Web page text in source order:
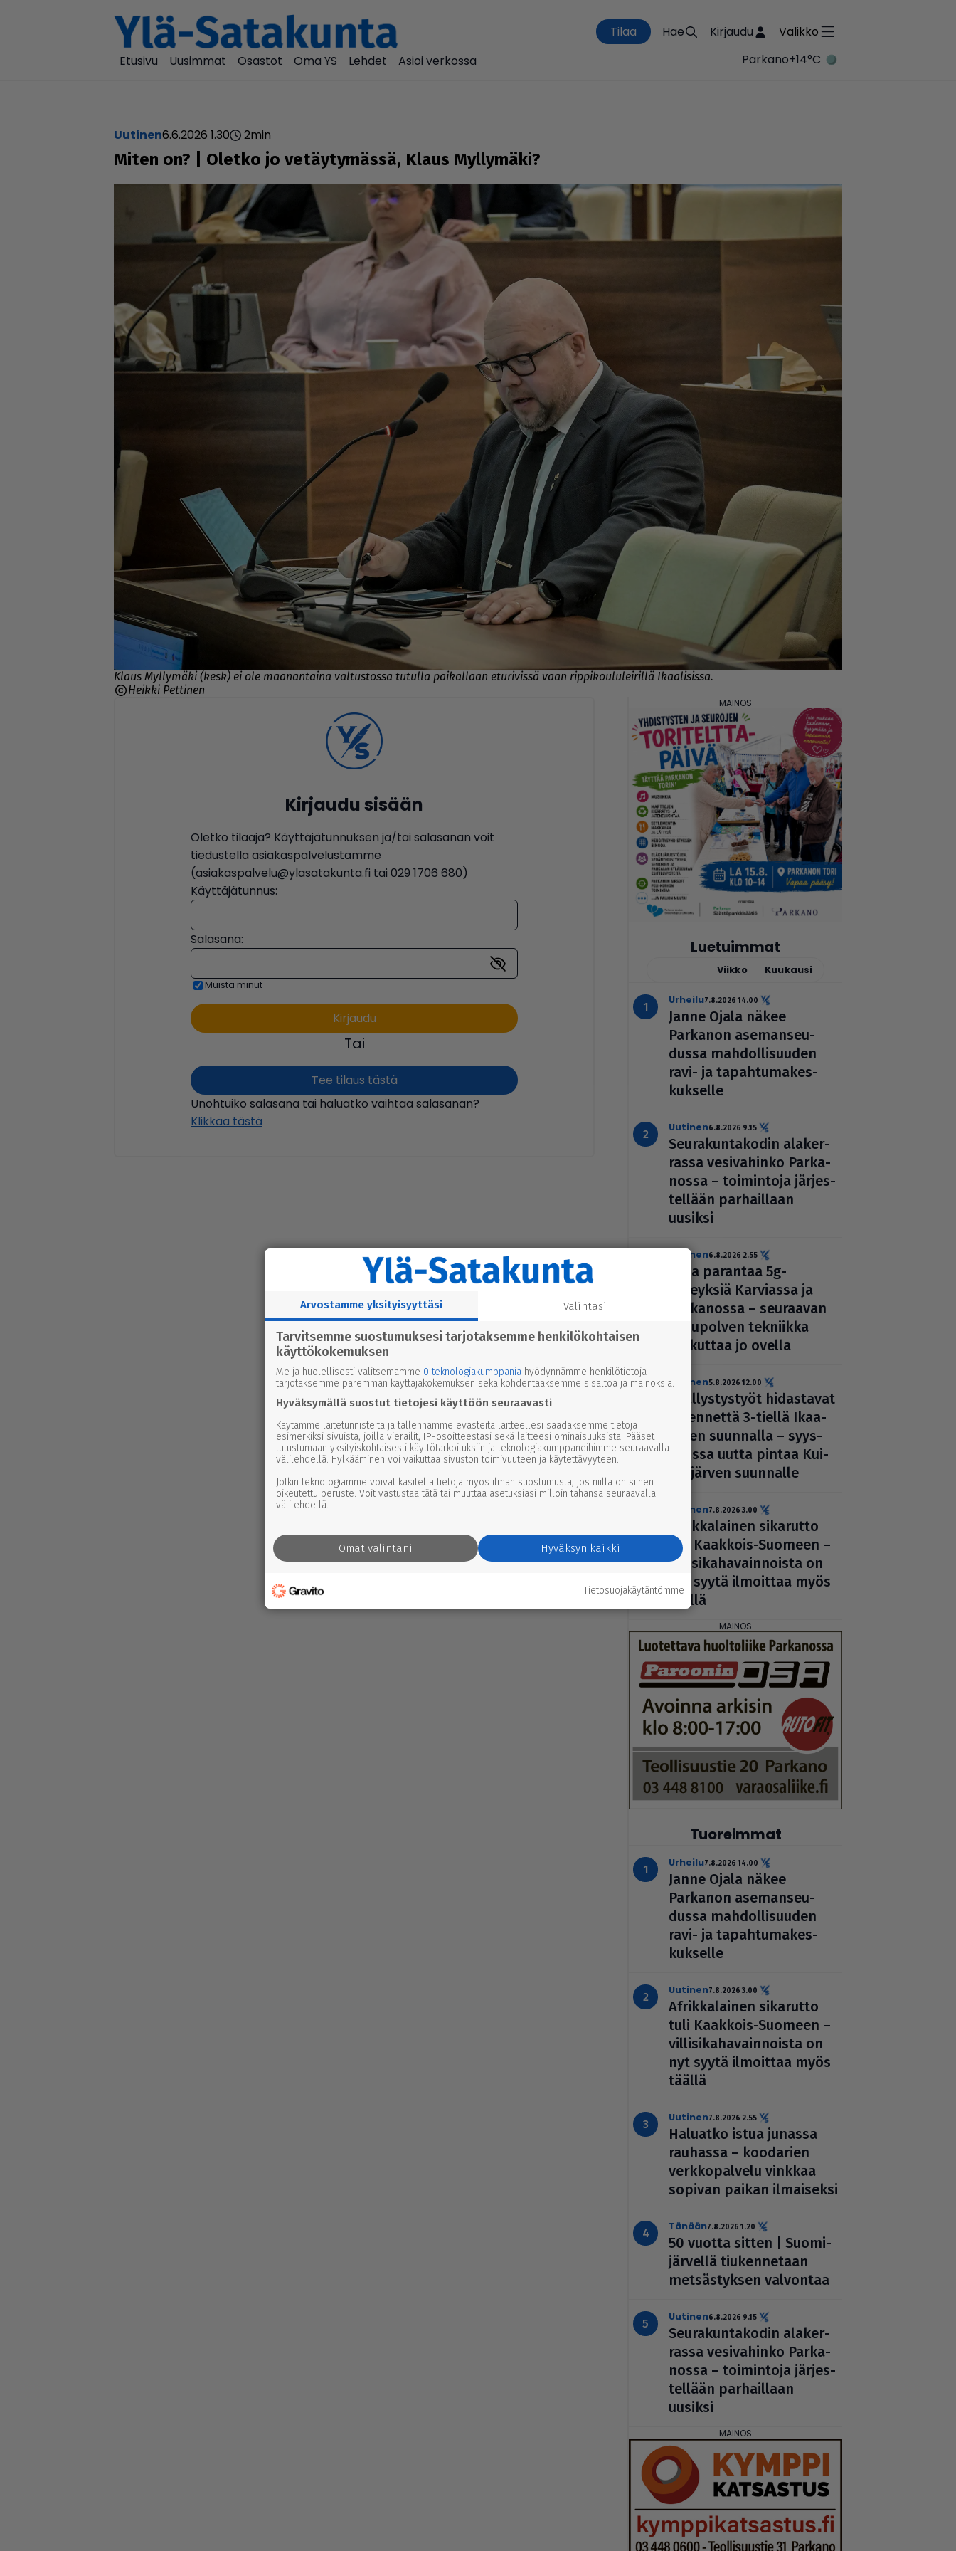
Tilaa Hae Kirjaudu
Valikko
Etusivu
Uusimmat Osastot Oma YS Lehdet Asioi verkossa Parkano+14°C
uutinen6.6.2026 1.30 2min
Miten on? | Oletko jo vetäy­ty­mässä, Klaus Myllymäki?
Klaus Myllymäki (kesk) ei ole maanantaina valtustossa tutulla paikallaan eturivissä vaan rippikoululeirillä Ikaalisissa.
Heikki Pettinen
Kirjaudu sisään
Oletko tilaaja? Käyttäjätunnuksen ja/tai salasanan voit
tiedustella asiakaspalvelustamme
(asiakaspalvelu@ylasatakunta.fi tai 029 1706 680)
Käyttäjätunnus:
Salasana:
Muista minut
Tai
Tee tilaus tästä
Unohtuiko salasana tai haluatko vaihtaa salasanan?
Klikkaa tästä
Luetuimmat
Viikko Kuukausi
urheilu7.8.2026 14.00
Janne Ojala näkee
Parkanon ase­man­seu­
dussa mah­dol­li­suu­den
ravi- ja tapah­tu­ma­kes­
kuk­selle
uutinen6.8.2026 9.15
Seu­ra­kun­ta­ko­din ala­ker­
rassa vesi­va­hinko Par­ka­
nossa – toi­min­toja jär­jes­
tel­lään par­hail­laan
uusiksi
uutinen6.8.2026 2.55
Elisa parantaa 5g-
yhteyksiä Karviassa ja
Par­ka­nossa – seuraavan
suku­pol­ven tekniikka
kolkuttaa jo ovella
uutinen5.8.2026 12.00
Pääl­lys­tys­työt hidas­ta­vat
lii­ken­nettä 3-tiellä Ikaa­
lis­ten suunnalla – syys­
kuussa uutta pintaa Kui­
vas­jär­ven suunnalle
uutinen7.8.2026 3.00
Afrik­ka­lai­nen sikarutto
tuli Kaakkois-Suomeen –
vil­li­si­ka­ha­vain­noista on
nyt syytä ilmoittaa myös
täällä
Tuoreimmat
urheilu7.8.2026 14.00
Janne Ojala näkee
Parkanon ase­man­seu­
dussa mah­dol­li­suu­den
ravi- ja tapah­tu­ma­kes­
kuk­selle
uutinen7.8.2026 3.00
Afrik­ka­lai­nen sikarutto
tuli Kaakkois-Suomeen –
vil­li­si­ka­ha­vain­noista on
nyt syytä ilmoittaa myös
täällä
uutinen7.8.2026 2.55
Haluatko istua junassa
rauhassa – koodarien
verk­ko­pal­velu vinkkaa
sopivan paikan ilmai­seksi
Tänään7.8.2026 1.20
50 vuotta sitten | Suo­mi­
jär­vellä tiu­ken­ne­taan
met­säs­tyk­sen valvontaa
uutinen6.8.2026 9.15
Seu­ra­kun­ta­ko­din ala­ker­
rassa vesi­va­hinko Par­ka­
nossa – toi­min­toja jär­jes­
tel­lään par­hail­laan
uusiksi
Arvostamme yksityisyyttäsi Valintasi
Tarvitsemme suostumuksesi tarjotaksemme henkilökohtaisen
käyttökokemuksen
Me ja huolellisesti valitsemamme 0 teknologiakumppania hyödynnämme henkilötietoja
tarjotaksemme paremman käyttäjäkokemuksen sekä kohdentaaksemme sisältöä ja mainoksia.
Hyväksymällä suostut tietojesi käyttöön seuraavasti
Käytämme laitetunnisteita ja tallennamme evästeitä laitteellesi saadaksemme tietoja
esimerkiksi sivuista, joilla vierailit, IP-osoitteestasi sekä laitteesi ominaisuuksista. Pääset
tutustumaan yksityiskohtaisesti käyttötarkoituksiin ja teknologiakumppaneihimme seuraavalla
välilehdellä. Hylkääminen voi vaikuttaa sivuston toimivuuteen ja käytettävyyteen.
Jotkin teknologiamme voivat käsitellä tietoja myös ilman suostumusta, jos niillä on siihen
oikeutettu peruste. Voit vastustaa tätä tai muuttaa asetuksiasi milloin tahansa seuraavalla
välilehdellä.
Hyväksyn kaikki
Omat valintani
Tietosuojakäytäntömme